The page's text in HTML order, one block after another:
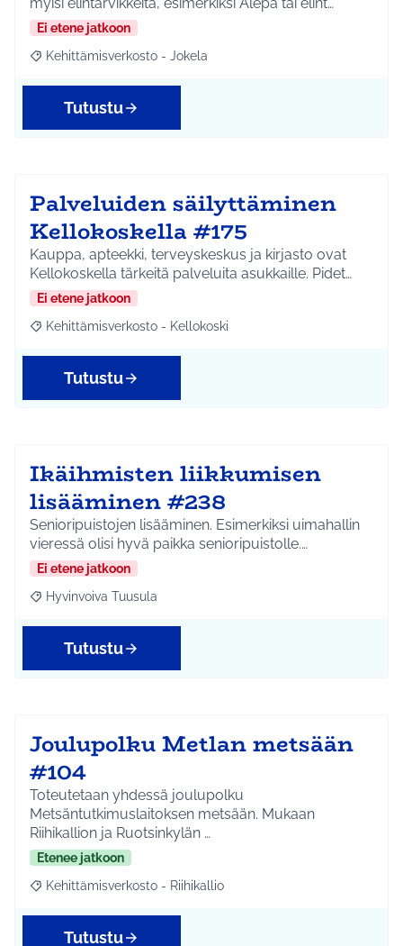
Ei etene jatkoon
Rajaa tulokset aihepiirin mukaan: Kehittämisverkosto - Jokela
Kehittämisverkosto - Jokela
Tutustu
Palveluiden säilyttäminen
Kellokoskella #175
Kauppa, apteekki, terveyskeskus ja kirjasto ovat
Kellokoskella tärkeitä palveluita asukkaille. Pidet…
Ei etene jatkoon
Rajaa tulokset aihepiirin mukaan: Kehittämisverkosto -
Kehittämisverkosto - Kellokoski
Tutustu
Ikäihmisten liikkumisen
lisääminen #238
Senioripuistojen lisääminen. Esimerkiksi uimahallin
vieressä olisi hyvä paikka senioripuistolle.…
Ei etene jatkoon
Rajaa tulokset aihepiirin mukaan: Hyvinvoiva Tuusula
Hyvinvoiva Tuusula
Tutustu
Joulupolku Metlan metsään
#104
Toteutetaan yhdessä joulupolku
Metsäntutkimuslaitoksen metsään. Mukaan
Riihikallion ja Ruotsinkylän …
Etenee jatkoon
Rajaa tulokset aihepiirin mukaan: Kehittämisverkosto -
Kehittämisverkosto - Riihikallio
Tutustu